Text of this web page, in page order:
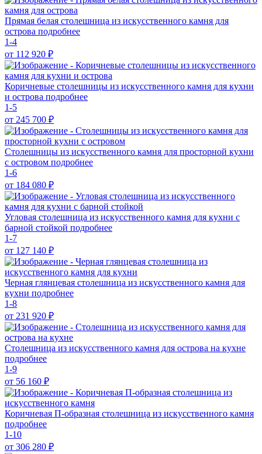
Прямая белая столешница из искусственного камня для
острова подробнее
1-4
от 112 920 ₽
Коричневые столешницы из искусственного камня для кухни
и острова подробнее
1-5
от 245 700 ₽
Столешницы из искусственного камня для просторной кухни
с островом подробнее
1-6
от 184 080 ₽
Угловая столешница из искусственного камня для кухни с
барной стойкой подробнее
1-7
от 127 140 ₽
Черная глянцевая столешница из искусственного камня для
кухни подробнее
1-8
от 231 920 ₽
Столешница из искусственного камня для острова на кухне
подробнее
1-9
от 56 160 ₽
Коричневая П-образная столешница из искусственного камня
подробнее
1-10
от 306 280 ₽